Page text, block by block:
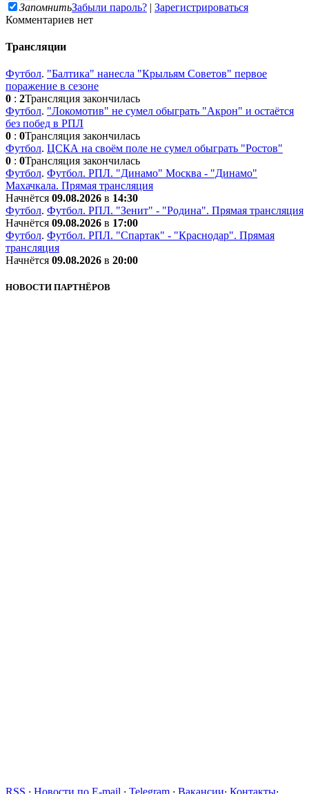
ЗапомнитьЗабыли пароль? | Зарегистрироваться
Комментариев нет
Трансляции
Футбол. "Балтика" нанесла "Крыльям Советов" первое
поражение в сезоне
0 : 2Трансляция закончилась
Футбол. "Локомотив" не сумел обыграть "Акрон" и остаётся
без побед в РПЛ
0 : 0Трансляция закончилась
Футбол. ЦСКА на своём поле не сумел обыграть "Ростов"
0 : 0Трансляция закончилась
Футбол. Футбол. РПЛ. "Динамо" Москва - "Динамо"
Махачкала. Прямая трансляция
Начнётся 09.08.2026 в 14:30
Футбол. Футбол. РПЛ. "Зенит" - "Родина". Прямая трансляция
Начнётся 09.08.2026 в 17:00
Футбол. Футбол. РПЛ. "Спартак" - "Краснодар". Прямая
трансляция
Начнётся 09.08.2026 в 20:00
НОВОСТИ ПАРТНЁРОВ
RSS · Новости по E-mail · Telegram · Вакансии· Контакты·